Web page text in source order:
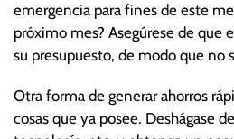
emergencia para fines de este
próximo mes? Asegúrese de que
su presupuesto, de modo que no
Otra forma de generar ahorros
cosas que ya posee. Deshágase